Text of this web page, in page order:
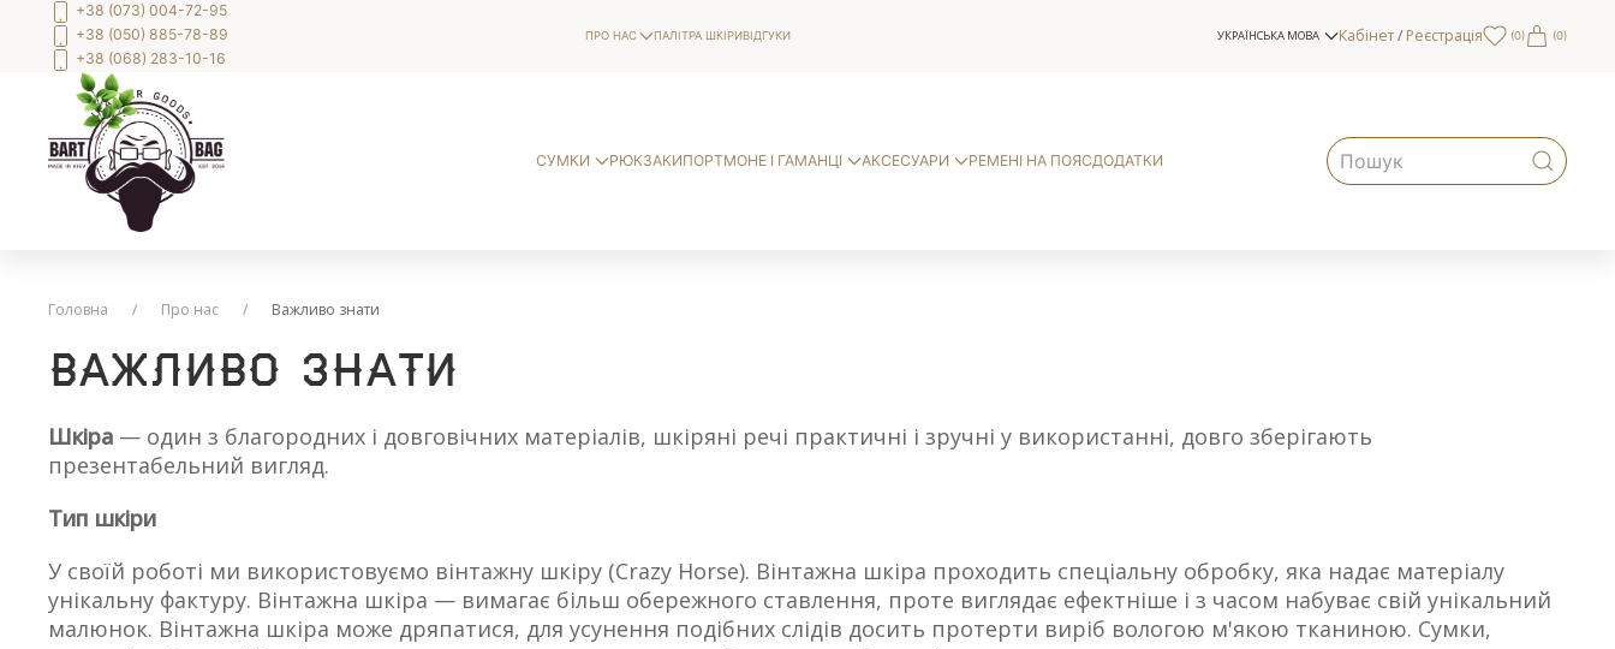
+38 (073) 004-72-95
+38 (050) 885-78-89
+38 (068) 283-10-16
ПРО НАС ПАЛІТРА ШКІРИВІДГУКИ УКРАЇНСЬКА МОВА Кабінет/Реєстрація (0) (0)
СУМКИ РЮКЗАКИПОРТМОНЕ І ГАМАНЦІ АКСЕСУАРИ РЕМЕНІ НА ПОЯСДОДАТКИ
Головна Про нас Важливо знати
Важливо знати
Шкіра — один з благородних і довговічних матеріалів, шкіряні речі практичні і зручні у використанні, довго зберігають
презентабельний вигляд.
Тип шкіри
У своїй роботі ми використовуємо вінтажну шкіру (Crazy Horse). Вінтажна шкіра проходить спеціальну обробку, яка надає матеріалу
унікальну фактуру. Вінтажна шкіра — вимагає більш обережного ставлення, проте виглядає ефектніше і з часом набуває свій унікальний
малюнок. Вінтажна шкіра може дряпатися, для усунення подібних слідів досить протерти виріб вологою м'якою тканиною. Сумки,